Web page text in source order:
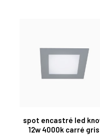
spot encastré led
12w 4000k carré gris